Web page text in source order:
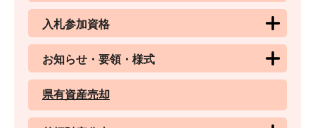
入札参加資格
お知らせ・要領・様式
県有資産売却